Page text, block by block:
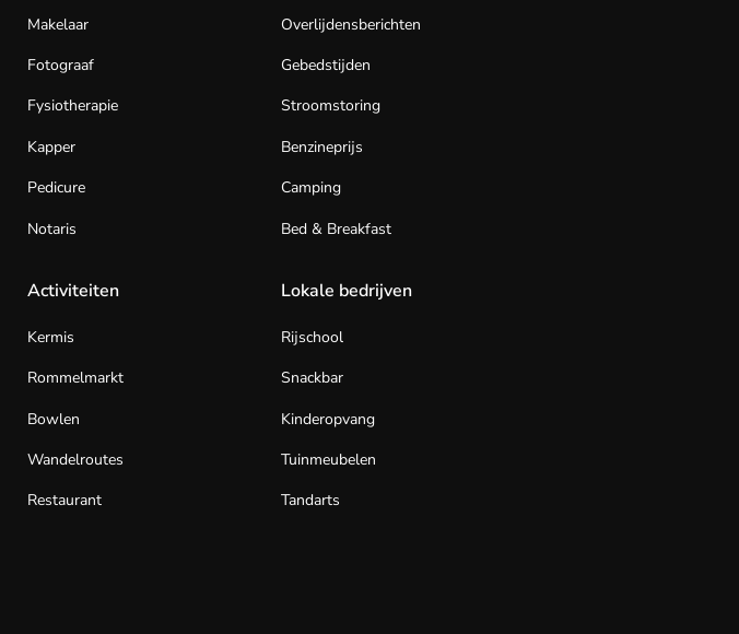
Makelaar
Fotograaf
Fysiotherapie
Kapper
Pedicure
Notaris
Overlijdensberichten
Gebedstijden
Stroomstoring
Benzineprijs
Camping
Bed & Breakfast
Activiteiten
Kermis
Rommelmarkt
Bowlen
Wandelroutes
Restaurant
Lokale bedrijven
Rijschool
Snackbar
Kinderopvang
Tuinmeubelen
Tandarts